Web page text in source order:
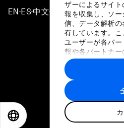
ザーによるサイ
報を収集し、ソ
信、データ解析
有しています。こ
ユーザーが各パ
報や各パートナ
に収集された情
トナーによって使
す。
EN ▪ES▪中文▪ 日本語
プライバシーポリ
サイトマ
©
世界経